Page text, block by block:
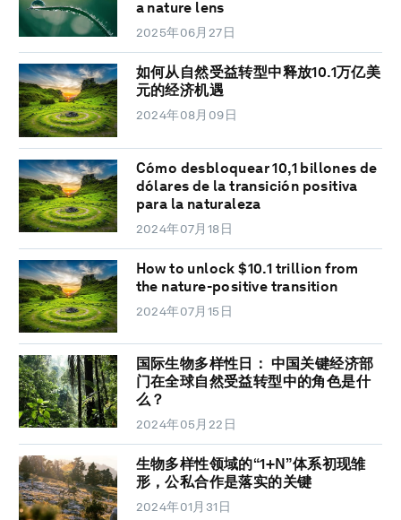
a nature lens
2025年06月27日
如何从自然受益转型中释放10.1万亿美
元的经济机遇
2024年08月09日
Cómo desbloquear 10,1 billones de
dólares de la transición positiva
para la naturaleza
2024年07月18日
How to unlock $10.1 trillion from
the nature-positive transition
2024年07月15日
国际生物多样性日： 中国关键经济部
门在全球自然受益转型中的角色是什
么？
2024年05月22日
生物多样性领域的“1+N”体系初现雏
形，公私合作是落实的关键
2024年01月31日